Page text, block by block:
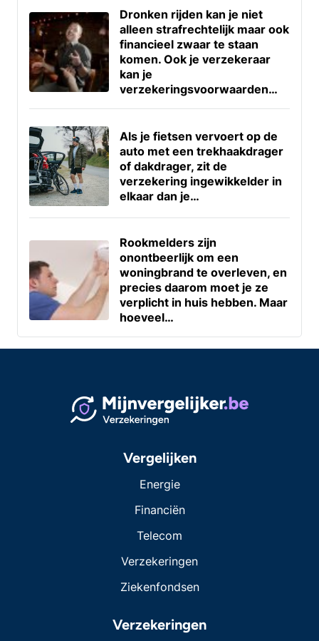
Dronken rijden kan je niet
alleen strafrechtelijk maar ook
financieel zwaar te staan
komen. Ook je verzekeraar
kan je
verzekeringsvoorwaarden…
Als je fietsen vervoert op de
auto met een trekhaakdrager
of dakdrager, zit de
verzekering ingewikkelder in
elkaar dan je…
Rookmelders zijn
onontbeerlijk om een
woningbrand te overleven, en
precies daarom moet je ze
verplicht in huis hebben. Maar
hoeveel…
Vergelijken
Energie
Financiën
Telecom
Verzekeringen
Ziekenfondsen
Verzekeringen